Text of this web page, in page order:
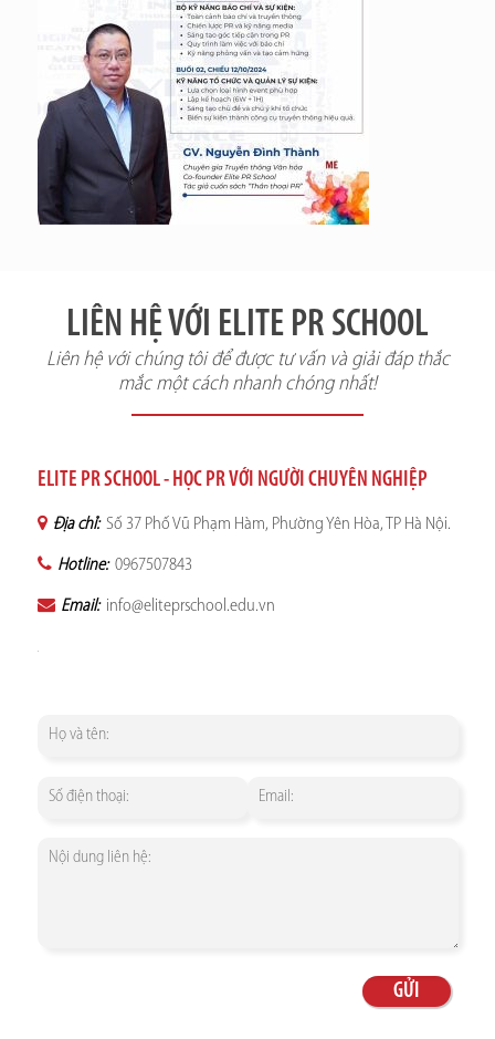
LIÊN HỆ VỚI ELITE PR SCHOOL
Liên hệ với chúng tôi để được tư vấn và giải đáp thắc
mắc một cách nhanh chóng nhất!
ELITE PR SCHOOL - HỌC PR VỚI NGƯỜI CHUYÊN NGHIỆP
Địa chỉ: Số 37 Phố Vũ Phạm Hàm, Phường Yên Hòa, TP Hà Nội.
Hotline: 0967507843
Email: info@eliteprschool.edu.vn